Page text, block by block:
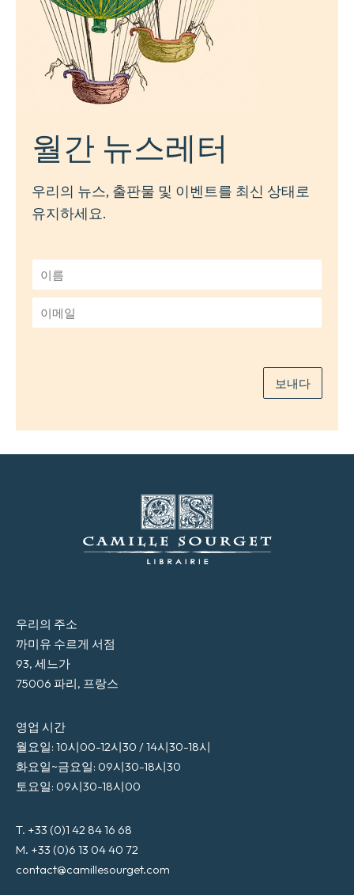
월간 뉴스레터
우리의 뉴스, 출판물 및 이벤트를 최신 상태로
유지하세요.
름
*
메
보내다
우리의 주소
까미유 수르게 서점
93, 세느가
75006 파리, 프랑스
영업 시간
월요일: 10시00-12시30 / 14시30-18시
화요일~금요일: 09시30-18시30
토요일: 09시30-18시00
T. +33 (0)1 42 84 16 68
M. +33 (0)6 13 04 40 72
contact@camillesourget.com